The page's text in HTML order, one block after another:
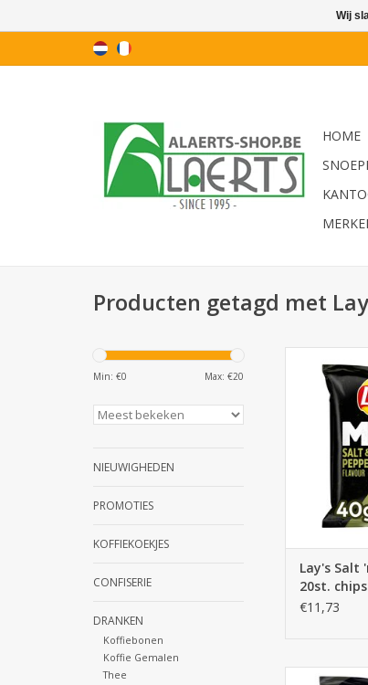
HOME
Producten getagd met
Min: €0 Max: €20
NIEUWIGHEDEN
PROMOTIES
KOFFIEKOEKJES
CONFISERIE
DRANKEN
Koffiebonen
Koffie Gemalen
Thee
TOEVOEGEN
Lay's Salt
20st. chips
€11,73
Lay's Heinz
Wij